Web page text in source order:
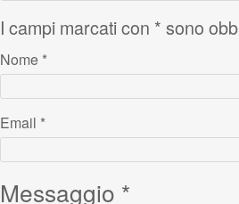
I campi marcati con * sono
Nome *
Email *
Messaggio *